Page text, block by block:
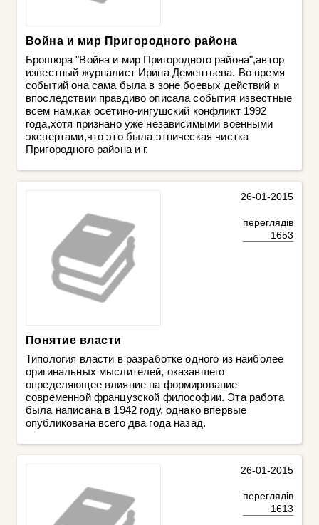
Война и мир Пригородного района
Брошюра "Война и мир Пригородного района",автор
известный журналист Ирина Дементьева. Во время
событий она сама была в зоне боевых действий и
впоследствии правдиво описала события известные
всем нам,как осетино-ингушский конфликт 1992
года,хотя признано уже независимыми военными
экспертами,что это была этническая чистка
Пригородного района и г.
26-01-2015
переглядів
1653
Понятие власти
Типология власти в разработке одного из наиболее
оригинальных мыслителей, оказавшего
определяющее влияние на формирование
современной французской философии. Эта работа
была написана в 1942 году, однако впервые
опубликована всего два года назад.
26-01-2015
переглядів
1613